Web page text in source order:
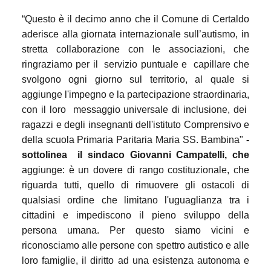
“Questo è il decimo anno che il Comune di Certaldo
aderisce alla giornata internazionale sull’autismo, in
stretta collaborazione con le associazioni, che
ringraziamo per il
servizio puntuale e
capillare che
svolgono ogni giorno sul territorio, al quale si
aggiunge l'impegno e la partecipazione straordinaria,
con il loro
messaggio universale di inclusione, dei
ragazzi e degli insegnanti dell'istituto Comprensivo e
della scuola Primaria Paritaria Maria SS. Bambina" -
sottolinea
il sindaco Giovanni Campatelli, che
aggiunge: è un dovere di rango costituzionale, che
riguarda tutti, quello di rimuovere gli ostacoli di
qualsiasi ordine che limitano l'uguaglianza tra i
cittadini e impediscono il pieno sviluppo della
persona umana. Per questo siamo vicini e
riconosciamo alle persone con spettro autistico e alle
loro famiglie, il diritto ad una esistenza autonoma e